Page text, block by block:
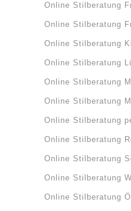
Online Stilberatung
Online Stilberatung
Online Stilberatung
Online Stilberatung
Online Stilberatung
Online Stilberatung
Online Stilberatung
Online Stilberatung
Online Stilberatung
Online Stilberatung
Online Stilberatung